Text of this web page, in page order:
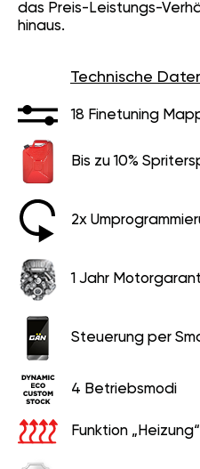
das Preis-Leistungs-
hinaus.
Technische
18 Finetuning
Bis zu 10%
2x
1 Jahr
Steuerung per
4 Betriebsmodi
Funktion „Heizung“